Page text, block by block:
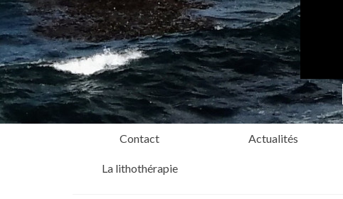
Contact Actualités
La lithothérapie